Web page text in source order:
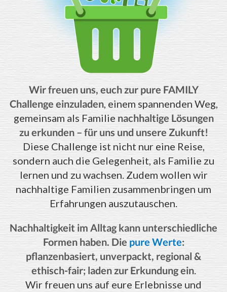
Wir freuen uns, euch zur pure FAMILY
Challenge einzuladen, einem spannenden Weg,
gemeinsam als Familie nachhaltige Lösungen
zu erkunden – für uns und unsere Zukunft!
Diese Challenge ist nicht nur eine Reise,
sondern auch die Gelegenheit, als Familie zu
lernen und zu wachsen. Zudem wollen wir
nachhaltige Familien zusammenbringen um
Erfahrungen auszutauschen.
Nachhaltigkeit im Alltag kann unterschiedliche
Formen haben. Die pure Werte:
pflanzenbasiert, unverpackt, regional &
ethisch-fair; laden zur Erkundung ein.
Wir freuen uns auf eure Erlebnisse und